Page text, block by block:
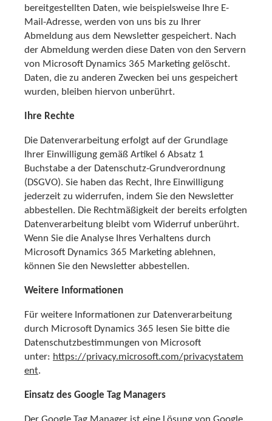
bereitgestellten Daten, wie beispielsweise Ihre E-
Mail-Adresse, werden von uns bis zu Ihrer
Abmeldung aus dem Newsletter gespeichert. Nach
der Abmeldung werden diese Daten von den Servern
von Microsoft Dynamics 365 Marketing gelöscht.
Daten, die zu anderen Zwecken bei uns gespeichert
wurden, bleiben hiervon unberührt.
Ihre Rechte
Die Datenverarbeitung erfolgt auf der Grundlage
Ihrer Einwilligung gemäß Artikel 6 Absatz 1
Buchstabe a der Datenschutz-Grundverordnung
(DSGVO). Sie haben das Recht, Ihre Einwilligung
jederzeit zu widerrufen, indem Sie den Newsletter
abbestellen. Die Rechtmäßigkeit der bereits erfolgten
Datenverarbeitung bleibt vom Widerruf unberührt.
Wenn Sie die Analyse Ihres Verhaltens durch
Microsoft Dynamics 365 Marketing ablehnen,
können Sie den Newsletter abbestellen.
Weitere Informationen
Für weitere Informationen zur Datenverarbeitung
durch Microsoft Dynamics 365 lesen Sie bitte die
Datenschutzbestimmungen von Microsoft
unter: https://privacy.microsoft.com/privacystatem
ent.
Einsatz des Google Tag Managers